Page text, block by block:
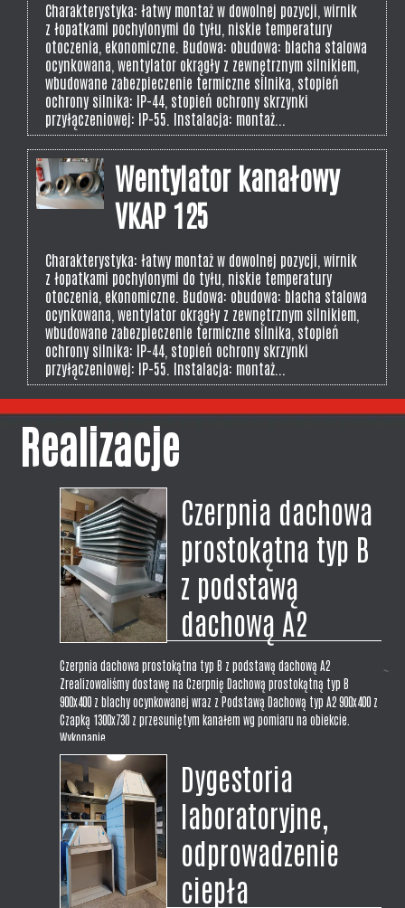
Charakterystyka: łatwy montaż w dowolnej pozycji, wirnik
z łopatkami pochylonymi do tyłu, niskie temperatury
otoczenia, ekonomiczne. Budowa: obudowa: blacha stalowa
ocynkowana, wentylator okrągły z zewnętrznym silnikiem,
wbudowane zabezpieczenie termiczne silnika, stopień
ochrony silnika: IP-44, stopień ochrony skrzynki
przyłączeniowej: IP-55. Instalacja: montaż...
Wentylator kanałowy
VKAP 125
Charakterystyka: łatwy montaż w dowolnej pozycji, wirnik
z łopatkami pochylonymi do tyłu, niskie temperatury
otoczenia, ekonomiczne. Budowa: obudowa: blacha stalowa
ocynkowana, wentylator okrągły z zewnętrznym silnikiem,
wbudowane zabezpieczenie termiczne silnika, stopień
ochrony silnika: IP-44, stopień ochrony skrzynki
przyłączeniowej: IP-55. Instalacja: montaż...
Realizacje
Czerpnia dachowa
prostokątna typ B
z podstawą
dachową A2
Czerpnia dachowa prostokątna typ B z podstawą dachową A2
Zrealizowaliśmy dostawę na Czerpnię Dachową prostokątną typ B
900x400 z blachy ocynkowanej wraz z Podstawą Dachową typ A2 900x400 z
Czapką 1300x730 z przesuniętym kanałem wg pomiaru na obiekcie.
Wykonanie...
Dygestoria
laboratoryjne,
odprowadzenie
ciepła